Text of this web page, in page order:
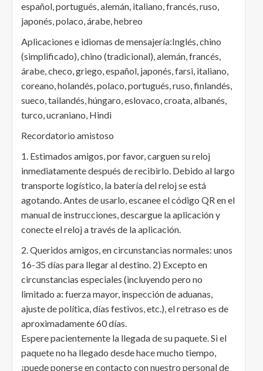
español, portugués, alemán, italiano, francés, ruso,
japonés, polaco, árabe, hebreo
Aplicaciones e idiomas de mensajería:Inglés, chino
(simplificado), chino (tradicional), alemán, francés,
árabe, checo, griego, español, japonés, farsi, italiano,
coreano, holandés, polaco, portugués, ruso, finlandés,
sueco, tailandés, húngaro, eslovaco, croata, albanés,
turco, ucraniano, Hindi
Recordatorio amistoso
1. Estimados amigos, por favor, carguen su reloj
inmediatamente después de recibirlo. Debido al largo
transporte logístico, la batería del reloj se está
agotando. Antes de usarlo, escanee el código QR en el
manual de instrucciones, descargue la aplicación y
conecte el reloj a través de la aplicación.
2. Queridos amigos, en circunstancias normales: unos
16-35 días para llegar al destino. 2) Excepto en
circunstancias especiales (incluyendo pero no
limitado a: fuerza mayor, inspección de aduanas,
ajuste de política, días festivos, etc.), el retraso es de
aproximadamente 60 días.
Espere pacientemente la llegada de su paquete. Si el
paquete no ha llegado desde hace mucho tiempo,
¡puede ponerse en contacto con nuestro personal de